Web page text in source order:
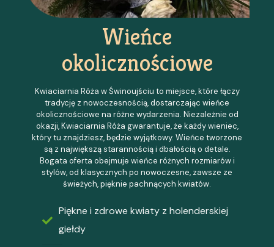
Wieńce
okolicznościowe
Kwiaciarnia Róża w Świnoujściu to miejsce, które łączy
tradycję z nowoczesnością, dostarczając wieńce
okolicznościowe na różne wydarzenia. Niezależnie od
okazji, Kwiaciarnia Róża gwarantuje, że każdy wieniec,
który tu znajdziesz, będzie wyjątkowy. Wieńce tworzone
są z największą starannością i dbałością o detale.
Bogata oferta obejmuje wieńce różnych rozmiarów i
stylów, od klasycznych po nowoczesne, zawsze ze
świeżych, pięknie pachnących kwiatów.
Piękne i zdrowe kwiaty z holenderskiej
giełdy